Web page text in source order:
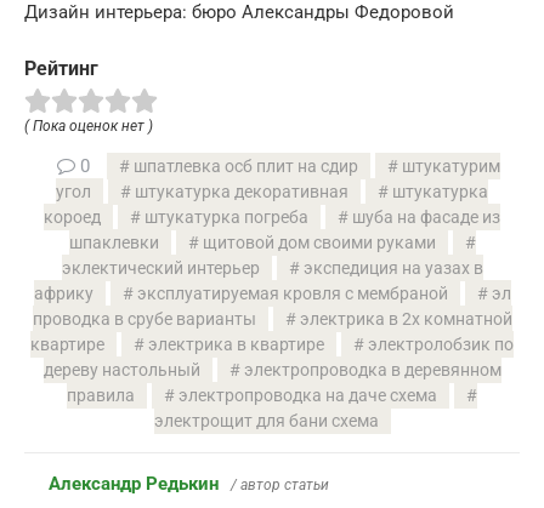
Дизайн интерьера: бюро Александры Федоровой
Рейтинг
( Пока оценок нет )
0 шпатлевка осб плит на сдир
штукатурим
угол
штукатурка декоративная
штукатурка
короед
штукатурка погреба
шуба на фасаде из
шпаклевки
щитовой дом своими руками
эклектический интерьер
экспедиция на уазах в
африку
эксплуатируемая кровля с мембраной
эл
проводка в срубе варианты
электрика в 2х комнатной
квартире
электрика в квартире
электролобзик по
дереву настольный
электропроводка в деревянном
правила
электропроводка на даче схема
электрощит для бани схема
Александр Редькин / автор статьи